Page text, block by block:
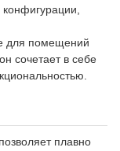
для помещений
сочетает в себе
плавно